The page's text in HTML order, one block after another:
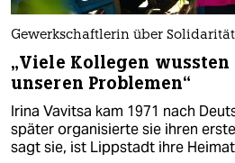
Gewerkschaftlerin über Solidarität
„Viele Kollegen
unseren Problemen“
Irina Vavitsa kam 1971 nach
später organisierte sie ihren
sagt sie, ist Lippstadt ihre